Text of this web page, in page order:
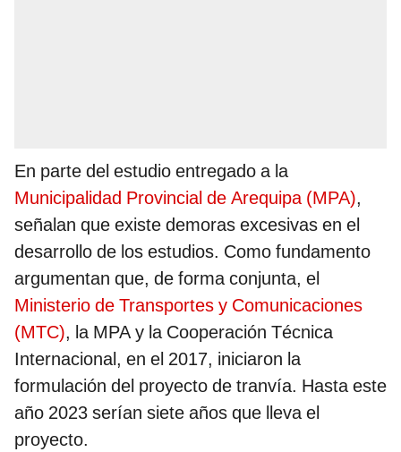
En parte del estudio entregado a la
Municipalidad Provincial de Arequipa (MPA),
señalan que existe demoras excesivas en el
desarrollo de los estudios. Como fundamento
argumentan que, de forma conjunta, el
Ministerio de Transportes y Comunicaciones
(MTC), la MPA y la Cooperación Técnica
Internacional, en el 2017, iniciaron la
formulación del proyecto de tranvía. Hasta este
año 2023 serían siete años que lleva el
proyecto.